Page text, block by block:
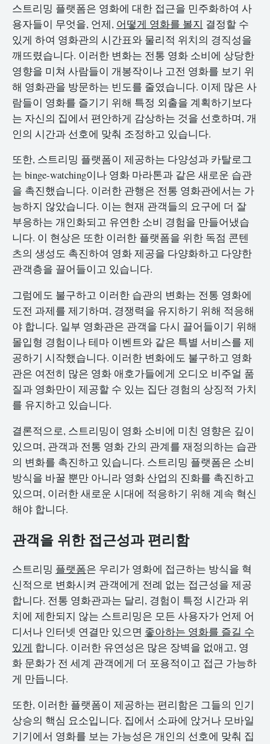
스트리밍 플랫폼은 영화에 대한 접근을 민주화하여 사
용자들이 무엇을, 언제, 어떻게 영화를 볼지 결정할 수
있게 하여 영화관의 시간표와 물리적 위치의 경직성을
깨뜨렸습니다. 이러한 변화는 전통 영화 소비에 상당한
영향을 미쳐 사람들이 개봉작이나 고전 영화를 보기 위
해 영화관을 방문하는 빈도를 줄였습니다. 이제 많은 사
람들이 영화를 즐기기 위해 특정 외출을 계획하기보다
는 자신의 집에서 편안하게 감상하는 것을 선호하며, 개
인의 시간과 선호에 맞춰 조정하고 있습니다.
또한, 스트리밍 플랫폼이 제공하는 다양성과 카탈로그
는 binge-watching이나 영화 마라톤과 같은 새로운 습관
을 촉진했습니다. 이러한 관행은 전통 영화관에서는 가
능하지 않았습니다. 이는 현재 관객들의 요구에 더 잘
부응하는 개인화되고 유연한 소비 경험을 만들어냈습
니다. 이 현상은 또한 이러한 플랫폼을 위한 독점 콘텐
츠의 생성도 촉진하여 영화 제공을 다양화하고 다양한
관객층을 끌어들이고 있습니다.
그럼에도 불구하고 이러한 습관의 변화는 전통 영화에
도전 과제를 제기하며, 경쟁력을 유지하기 위해 적응해
야 합니다. 일부 영화관은 관객을 다시 끌어들이기 위해
몰입형 경험이나 테마 이벤트와 같은 특별 서비스를 제
공하기 시작했습니다. 이러한 변화에도 불구하고 영화
관은 여전히 많은 영화 애호가들에게 오디오 비주얼 품
질과 영화만이 제공할 수 있는 집단 경험의 상징적 가치
를 유지하고 있습니다.
결론적으로, 스트리밍이 영화 소비에 미친 영향은 깊이
있으며, 관객과 전통 영화 간의 관계를 재정의하는 습관
의 변화를 촉진하고 있습니다. 스트리밍 플랫폼은 소비
방식을 바꿀 뿐만 아니라 영화 산업의 진화를 촉진하고
있으며, 이러한 새로운 시대에 적응하기 위해 계속 혁신
해야 합니다.
관객을 위한 접근성과 편리함
스트리밍 플랫폼은 우리가 영화에 접근하는 방식을 혁
신적으로 변화시켜 관객에게 전례 없는 접근성을 제공
합니다. 전통 영화관과는 달리, 경험이 특정 시간과 위
치에 제한되지 않는 스트리밍은 모든 사용자가 언제 어
디서나 인터넷 연결만 있으면 좋아하는 영화를 즐길 수
있게 합니다. 이러한 유연성은 많은 장벽을 없애고, 영
화 문화가 전 세계 관객에게 더 포용적이고 접근 가능하
게 만듭니다.
또한, 이러한 플랫폼이 제공하는 편리함은 그들의 인기
상승의 핵심 요소입니다. 집에서 소파에 앉거나 모바일
기기에서 영화를 보는 가능성은 개인의 선호에 맞춰 집